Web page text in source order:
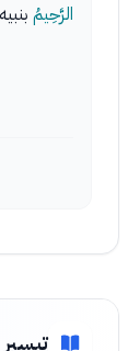
الرَّحِيمُ